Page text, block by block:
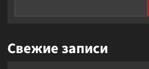
Свежие записи